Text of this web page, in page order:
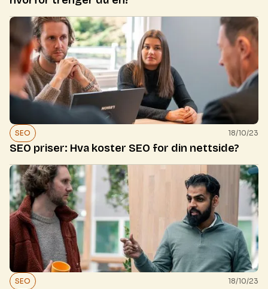
SEO 18/10/23
SEO priser: Hva koster SEO for din nettside?
SEO 18/10/23